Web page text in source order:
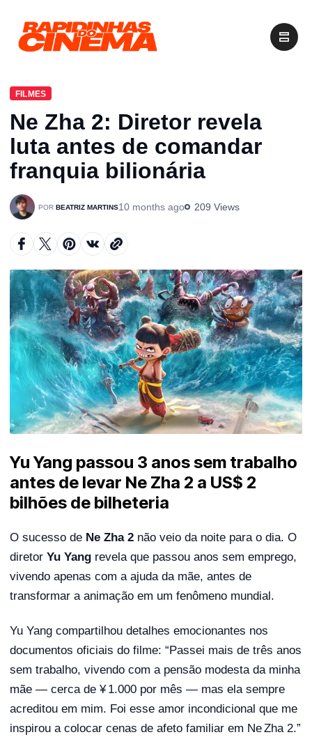
Ne Zha 2: Diretor revela
luta antes de comandar
franquia bilionária
BEATRIZ MARTINS
FILMES
10 months ago 209 Views
Yu Yang passou 3 anos sem trabalho
antes de levar Ne Zha 2 a US$ 2
bilhões de bilheteria
O sucesso de Ne Zha 2 não veio da noite para o dia. O
diretor Yu Yang revela que passou anos sem emprego,
vivendo apenas com a ajuda da mãe, antes de
transformar a animação em um fenômeno mundial.
Yu Yang compartilhou detalhes emocionantes nos
documentos oficiais do filme: “Passei mais de três anos
sem trabalho, vivendo com a pensão modesta da minha
mãe — cerca de ¥ 1.000 por mês — mas ela sempre
acreditou em mim. Foi esse amor incondicional que me
inspirou a colocar cenas de afeto familiar em Ne Zha 2.”